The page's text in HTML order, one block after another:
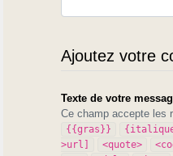
Ajoutez votre
Texte de votre
Ce champ accepte les
{{gras}}
>url]
<quote>